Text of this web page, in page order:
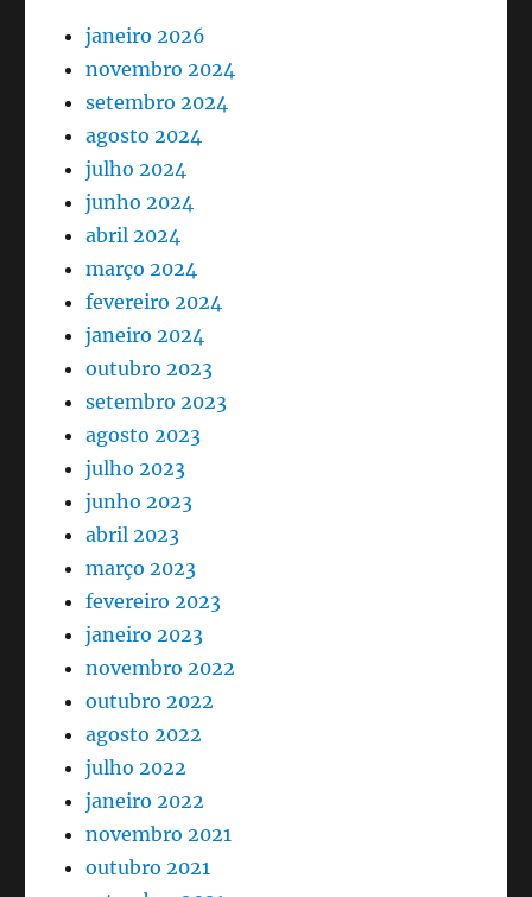
janeiro 2026
novembro 2024
setembro 2024
agosto 2024
julho 2024
junho 2024
abril 2024
março 2024
fevereiro 2024
janeiro 2024
outubro 2023
setembro 2023
agosto 2023
julho 2023
junho 2023
abril 2023
março 2023
fevereiro 2023
janeiro 2023
novembro 2022
outubro 2022
agosto 2022
julho 2022
janeiro 2022
novembro 2021
outubro 2021